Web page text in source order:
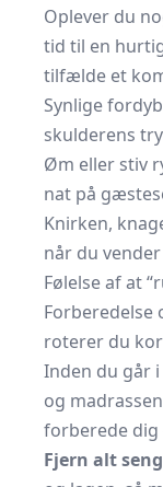
Oplever du
tid til en
tilfælde et
Synlige
skulderens
Øm eller stiv
nat på
Knirken,
når du
Følelse af at
Forberedelse
roterer du
Inden du går
og
forberede
Fjern alt